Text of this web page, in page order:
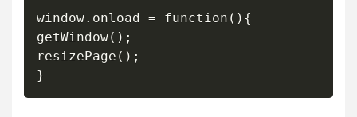
window.onload = function(){
getWindow();
resizePage();
}